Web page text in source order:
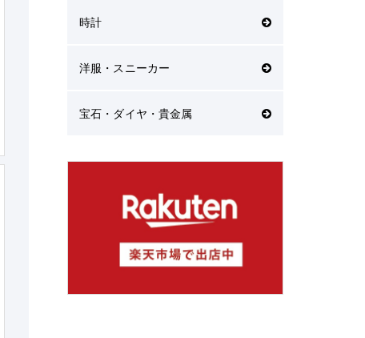
時計
洋服・スニーカー
宝石・ダイヤ・貴金属